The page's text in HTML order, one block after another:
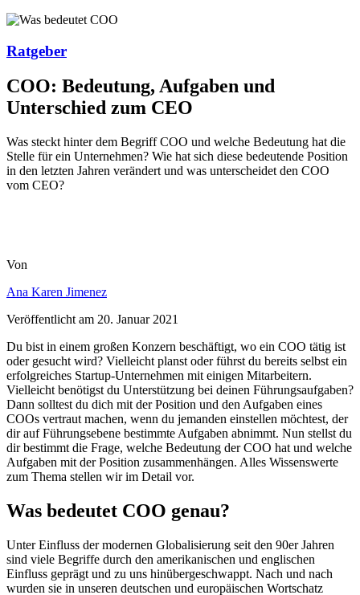
Ratgeber
COO: Bedeutung, Aufgaben und
Unterschied zum CEO
Was steckt hinter dem Begriff COO und welche Bedeutung hat die
Stelle für ein Unternehmen? Wie hat sich diese bedeutende Position
in den letzten Jahren verändert und was unterscheidet den COO
vom CEO?
Von
Ana Karen Jimenez
Veröffentlicht am 20. Januar 2021
Du bist in einem großen Konzern beschäftigt, wo ein COO tätig ist
oder gesucht wird? Vielleicht planst oder führst du bereits selbst ein
erfolgreiches Startup-Unternehmen mit einigen Mitarbeitern.
Vielleicht benötigst du Unterstützung bei deinen Führungsaufgaben?
Dann solltest du dich mit der Position und den Aufgaben eines
COOs vertraut machen, wenn du jemanden einstellen möchtest, der
dir auf Führungsebene bestimmte Aufgaben abnimmt. Nun stellst du
dir bestimmt die Frage, welche Bedeutung der COO hat und welche
Aufgaben mit der Position zusammenhängen. Alles Wissenswerte
zum Thema stellen wir im Detail vor.
Was bedeutet COO genau?
Unter Einfluss der modernen Globalisierung seit den 90er Jahren
sind viele Begriffe durch den amerikanischen und englischen
Einfluss geprägt und zu uns hinübergeschwappt. Nach und nach
wurden sie in unseren deutschen und europäischen Wortschatz